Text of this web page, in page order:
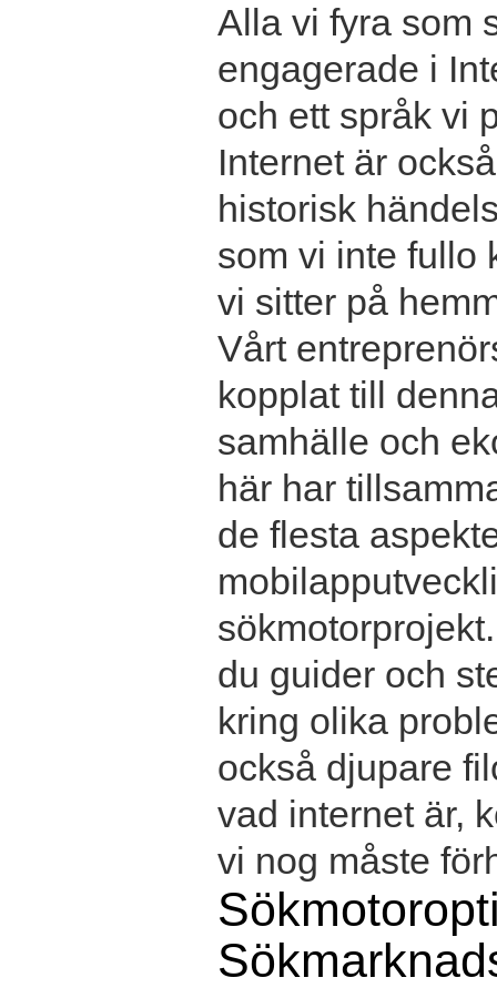
Alla vi fyra som
engagerade i
och ett språk vi
Internet är
historisk
som vi inte fullo
vi sitter på
Vårt
kopplat till
samhälle och
här har
de flesta
du guider och
kring olika
också djupare
vad internet är,
vi nog måste